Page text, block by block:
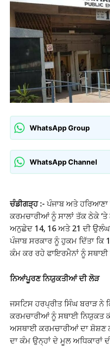
WhatsApp Group
WhatsApp Channel
ਚੰਡੀਗੜ੍ਹ :-ਪੰਜਾਬ ਅਤੇ ਹਰਿਆਣਾ
ਕਰਮਚਾਰੀਆਂ ਨੂੰ ਸਾਲਾਂ ਤੱਕ ਠੇਕੇ
ਅਨੁਛੇਦ 14, 16 ਅਤੇ 21 ਦੀ
ਪੰਜਾਬ ਸਰਕਾਰ ਨੂੰ ਹੁਕਮ ਦਿੱਤਾ ਕਿ
ਕੰਮ ਕਰ ਰਹੇ ਫਾਇਰਮੈਨਾਂ ਨੂੰ ਸਥਾਈ
ਨਿਆਂਪੂਰਣ ਨਿਯੁਕਤੀਆਂ ਦੀ ਲੋੜ
ਜਸਟਿਸ ਹਰਪ੍ਰੀਤ ਸਿੰਘ ਬਰਾੜ ਨੇ
ਕਰਮਚਾਰੀਆਂ ਨੂੰ ਸਥਾਈ ਨਿਯੁਕਤ
ਅਸਥਾਈ ਕਰਮਚਾਰੀਆਂ ਦਾ ਸ਼ੋਸ਼ਣ
ਦਾ ਕੰਮ ਉਨ੍ਹਾਂ ਦੇ ਮੂਲ ਅਧਿਕਾਰਾਂ